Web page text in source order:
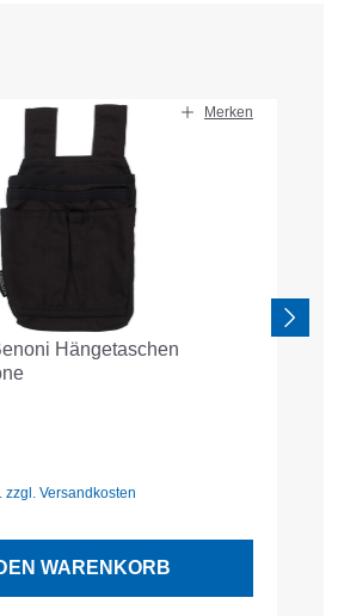
Merken
Hängetaschen
zzgl. Versandkosten
WARENKORB